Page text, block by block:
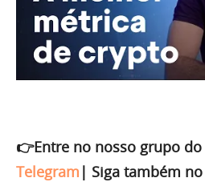
👉Entre no nosso grupo do
Telegram | Siga também no